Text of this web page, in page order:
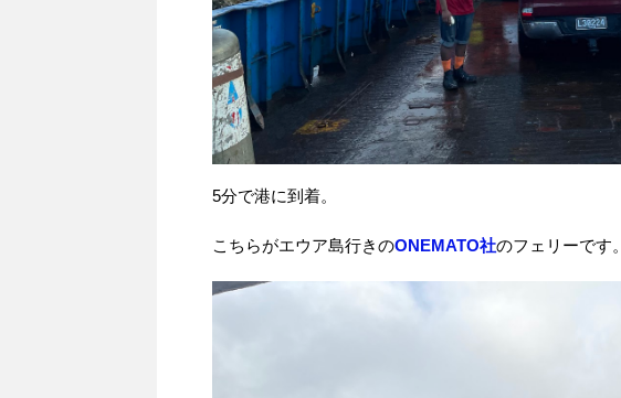
5分で港に到着。
こちらがエウア島行きのONEMATO社のフェリーです。